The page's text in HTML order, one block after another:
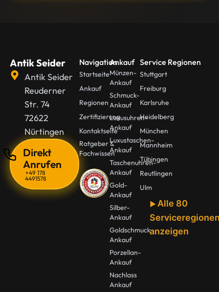
Antik Seider
Antik Seider
Reuderner
Str. 74
72622
Nürtingen
Direkt
Anrufen
+49 178
4491578
Navigation
Startseite
Ankauf
Regionen
Zertifizierung
Kontaktseite
Ratgeber &
Fachwissen
Ankauf
Münzen-
Ankauf
Schmuck-
Ankauf
Luxusuhren-
Ankauf
Luxustaschen-
Ankauf
Taschenuhren-
Ankauf
Gold-
Ankauf
Silber-
Ankauf
Goldschmuck
Ankauf
Porzellan-
Ankauf
Nachlass
Ankauf
Service Regionen
Stuttgart
Freiburg
Karlsruhe
Heidelberg
München
Mannheim
Tübingen
Reutlingen
Ulm
Alle 80
anzeigen